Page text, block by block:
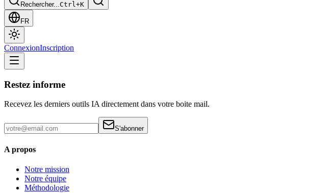
Rechercher...Ctrl+K
FR
ConnexionInscription
Restez informe
Recevez les derniers outils IA directement dans votre boite mail.
S'abonner
A propos
Notre mission
Notre équipe
Méthodologie